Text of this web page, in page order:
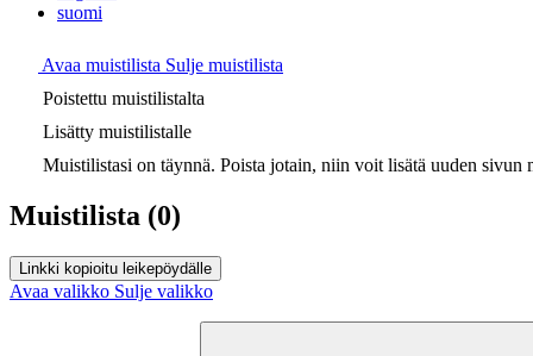
suomi
Avaa muistilista Sulje muistilista
Poistettu muistilistalta
Lisätty muistilistalle
Muistilistasi on täynnä. Poista jotain, niin voit lisätä uuden sivun
Muistilista (0)
Linkki kopioitu leikepöydälle
Avaa valikko Sulje valikko